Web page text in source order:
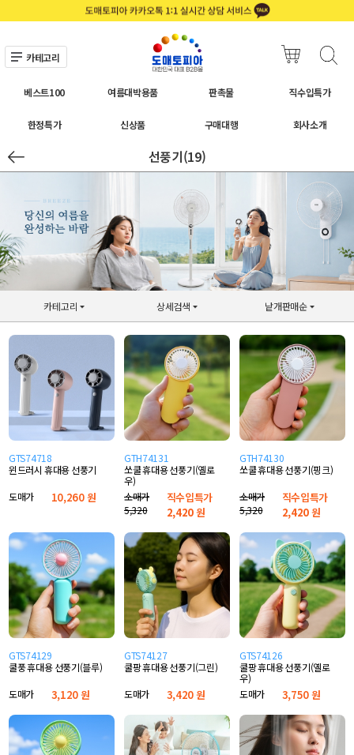
카테고리
베스트100 여름대박용품 판촉물 직수입특가
한정특가 신상품 구매대행 회사소개
선풍기(19)
카테고리 상세검색 낱개판매순
GTS74718
윈드러시 휴대용 선풍기
도매가
10,260 원
GTH74131
쏘쿨 휴대용 선풍기(옐로
우)
소매가
5,320
직수입특가
2,420원
GTH74130
쏘쿨 휴대용 선풍기(핑크)
소매가
5,320
직수입특가
2,420원
GTS74129
쿨풍 휴대용 선풍기(블루)
도매가
3,120 원
GTS74127
쿨팡 휴대용 선풍기(그린)
도매가
3,420 원
GTS74126
쿨팡 휴대용 선풍기(옐로
우)
도매가
3,750 원